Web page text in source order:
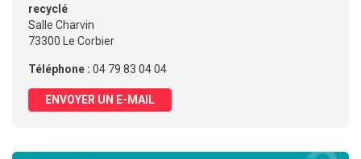
recyclé
Salle Charvin
73300 Le Corbier
Téléphone : 04 79 83 04 04
ENVOYER UN E-MAIL